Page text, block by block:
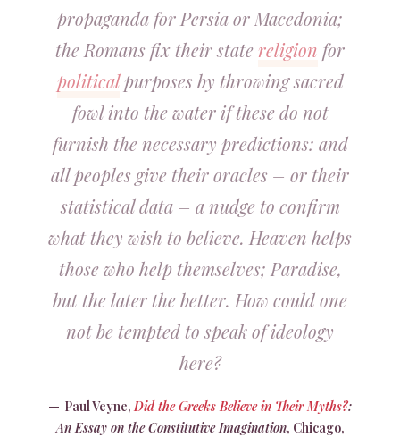
propaganda for Persia or Macedonia;
the Romans fix their statereligion for
politicalpurposes by throwing sacred
fowl into the water if these do not
furnish the necessary predictions: and
all peoples give their oracles – or their
statistical data – a nudge to confirm
what they wish to believe. Heaven helps
those who help themselves; Paradise,
but the later the better. How could one
not be tempted to speak of ideology
here?
Paul Veyne,Did the Greeks Believe in Their Myths?:
An Essay on the Constitutive Imagination, Chicago,